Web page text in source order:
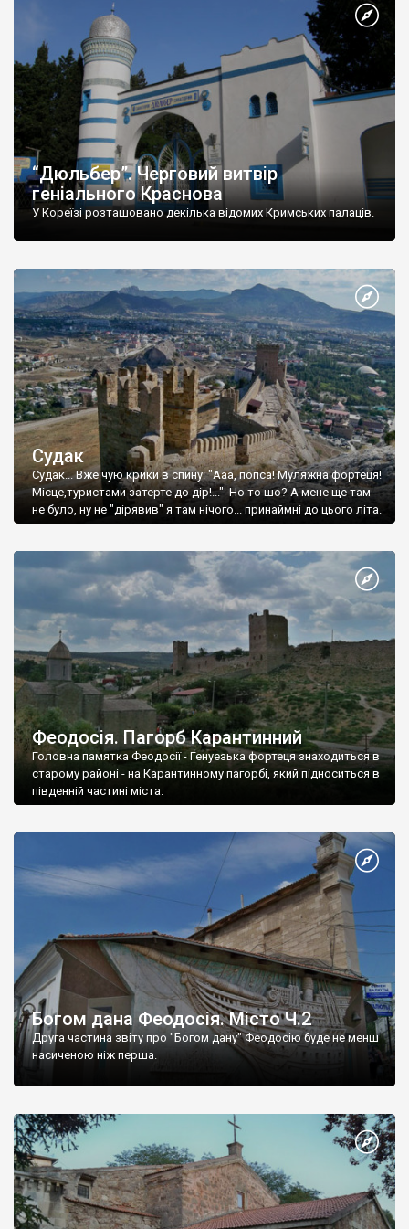
“Дюльбер”. Черговий витвір
геніального Краснова
У Кореїзі розташовано декілька відомих Кримських палаців.
Судак
Судак... Вже чую крики в спину: "Ааа, попса! Муляжна фортеця!
Місце,туристами затерте до дір!..." Но то шо? А мене ще там
не було, ну не "дірявив" я там нічого... принаймні до цього літа.
Феодосія. Пагорб Карантинний
Головна памятка Феодосії - Генуезька фортеця знаходиться в
старому районі - на Карантинному пагорбі, який підноситься в
південній частині міста.
Богом дана Феодосія. Місто Ч.2
Друга частина звіту про "Богом дану" Феодосію буде не менш
насиченою ніж перша.